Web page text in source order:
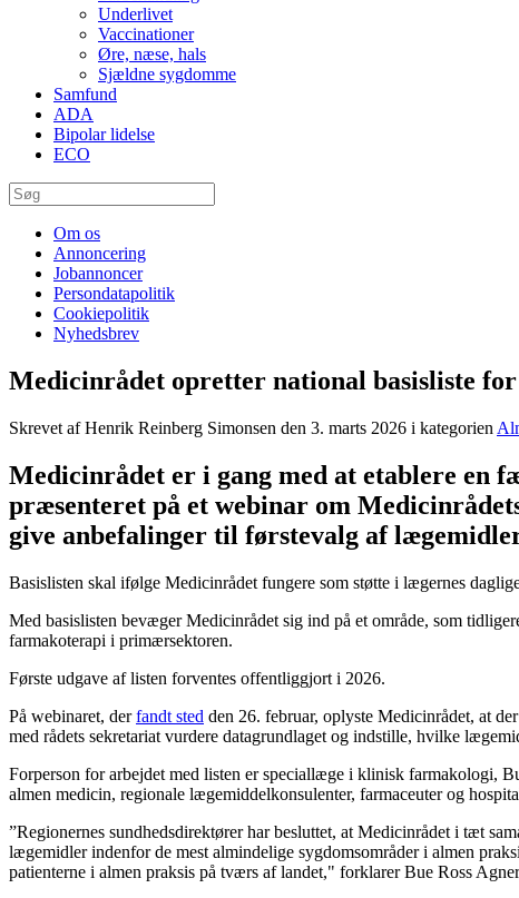
Underlivet
Vaccinationer
Øre, næse, hals
Sjældne sygdomme
Samfund
ADA
Bipolar lidelse
ECO
Om os
Annoncering
Jobannoncer
Persondatapolitik
Cookiepolitik
Nyhedsbrev
Medicinrådet opretter national basisliste
Skrevet af Henrik Reinberg Simonsen den 3. marts 2026 i kategorien
Medicinrådet er i gang med at etablere en
præsenteret på et webinar om
give anbefalinger til førstevalg af
Basislisten skal ifølge Medicinrådet fungere som støtte i lægernes
Med basislisten bevæger Medicinrådet sig ind på et område, som
farmakoterapi i primærsektoren.
Første udgave af listen forventes offentliggjort i 2026.
På webinaret, derfandt sted den 26. februar, oplyste Medicinrådet, at
med rådets sekretariat vurdere datagrundlaget og indstille, hvilke
Forperson for arbejdet med listen er speciallæge i klinisk farmakologi,
almen medicin, regionale lægemiddelkonsulenter, farmaceuter og
”Regionernes sundhedsdirektører har besluttet, at Medicinrådet i tæt
lægemidler indenfor de mest almindelige sygdomsområder i almen
patienterne i almen praksis på tværs af landet," forklarer Bue Ross